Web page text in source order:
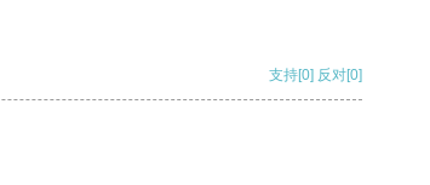
支持[0] 反对[0]